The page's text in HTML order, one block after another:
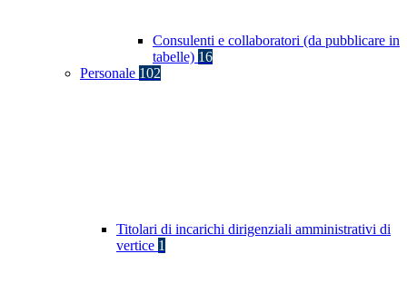
Consulenti e collaboratori (da pubblicare in
tabelle) 16
Personale 102
Titolari di incarichi dirigenziali amministrativi di
vertice 1